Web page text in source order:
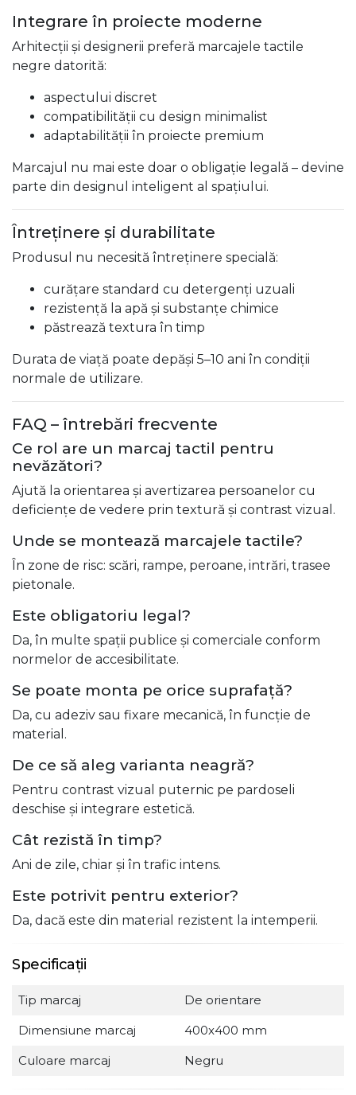
Integrare în proiecte moderne
Arhitecții și designerii preferă marcajele tactile
negre datorită:
aspectului discret
compatibilității cu design minimalist
adaptabilității în proiecte premium
Marcajul nu mai este doar o obligație legală – devine
parte din designul inteligent al spațiului.
Întreținere și durabilitate
Produsul nu necesită întreținere specială:
curățare standard cu detergenți uzuali
rezistență la apă și substanțe chimice
păstrează textura în timp
Durata de viață poate depăși 5–10 ani în condiții
normale de utilizare.
FAQ – întrebări frecvente
Ce rol are un marcaj tactil pentru
nevăzători?
Ajută la orientarea și avertizarea persoanelor cu
deficiențe de vedere prin textură și contrast vizual.
Unde se montează marcajele tactile?
În zone de risc: scări, rampe, peroane, intrări, trasee
pietonale.
Este obligatoriu legal?
Da, în multe spații publice și comerciale conform
normelor de accesibilitate.
Se poate monta pe orice suprafață?
Da, cu adeziv sau fixare mecanică, în funcție de
material.
De ce să aleg varianta neagră?
Pentru contrast vizual puternic pe pardoseli
deschise și integrare estetică.
Cât rezistă în timp?
Ani de zile, chiar și în trafic intens.
Este potrivit pentru exterior?
Da, dacă este din material rezistent la intemperii.
Specificații
Tip marcaj
De orientare
Dimensiune marcaj
400x400 mm
Culoare marcaj
Negru